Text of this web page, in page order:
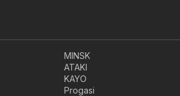
MINSK
ATAKI
KAYO
Progasi